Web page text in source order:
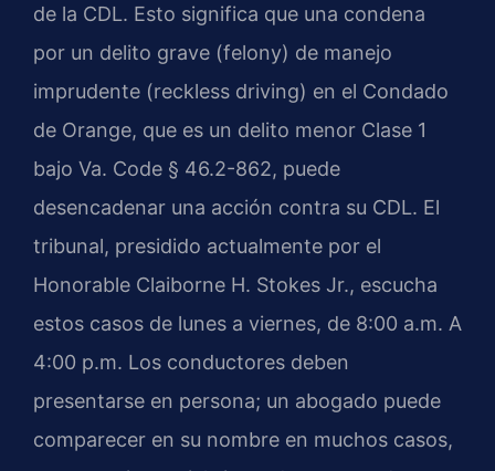
de la CDL. Esto significa que una condena
por un delito grave (felony) de manejo
imprudente (reckless driving) en el Condado
de Orange, que es un delito menor Clase 1
bajo Va. Code § 46.2-862, puede
desencadenar una acción contra su CDL. El
tribunal, presidido actualmente por el
Honorable Claiborne H. Stokes Jr., escucha
estos casos de lunes a viernes, de 8:00 a.m. A
4:00 p.m. Los conductores deben
presentarse en persona; un abogado puede
comparecer en su nombre en muchos casos,